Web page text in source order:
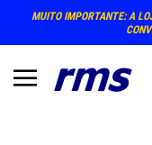
MUITO IMPORTANTE: A